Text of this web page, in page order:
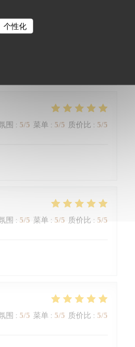
个性化
de qualité ! Vraiment je
围 : 5/5 菜单 : 5/5 质价比 : 5/5
围 : 5/5 菜单 : 5/5 质价比 : 5/5
围 : 5/5 菜单 : 5/5 质价比 : 5/5